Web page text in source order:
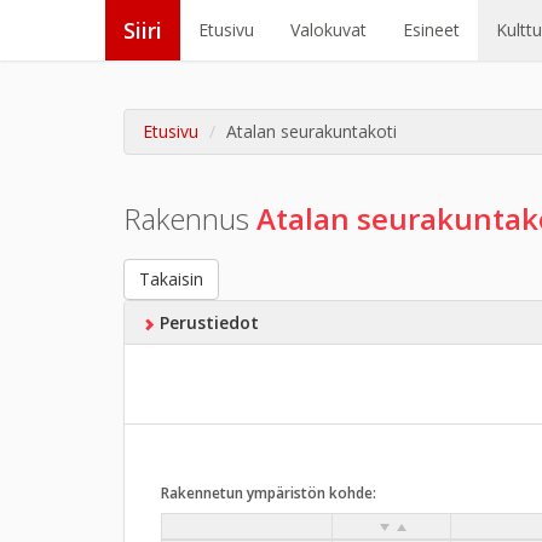
Siiri Etusivu Valokuvat Esineet
Etusivu Atalan seurakuntakoti
Rakennus Atalan
Takaisin
Perustiedot
Rakennetun ympäristön kohde: